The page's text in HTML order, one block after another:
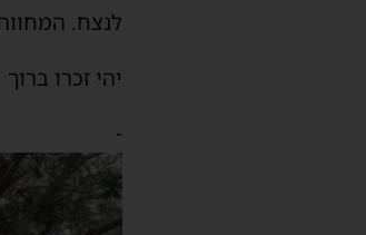
לנצח.
יהי זכרו ברוך
-